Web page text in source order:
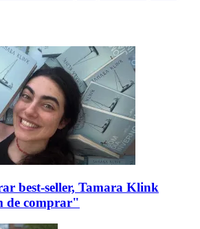
best-seller, Tamara Klink
de comprar"